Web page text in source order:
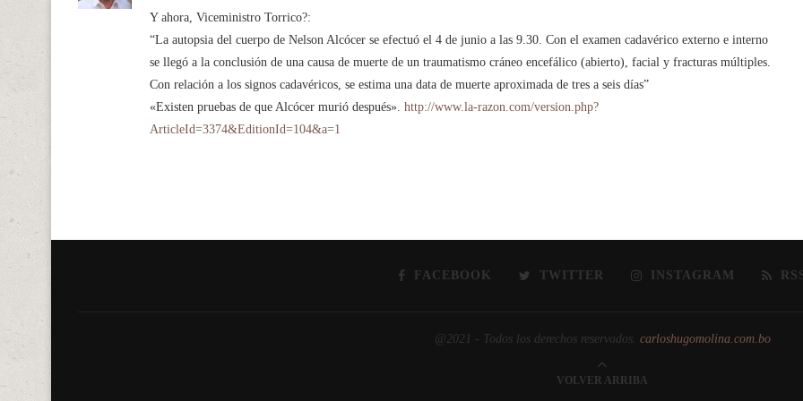
Y ahora, Viceministro Torrico?:
“La autopsia del cuerpo de Nelson Alcócer se efectuó el 4 de junio a las 9.30. Con el examen cadavérico externo e interno
se llegó a la conclusión de una causa de muerte de un traumatismo cráneo encefálico (abierto), facial y fracturas múltiples.
Con relación a los signos cadavéricos, se estima una data de muerte aproximada de tres a seis días”
«Existen pruebas de que Alcócer murió después». http://www.la-razon.com/version.php?
ArticleId=3374&EditionId=104&a=1
FACEBOOK TWITTER INSTAGRAM
@2021 - Todos los derechos reservados. carloshugomolina.com.bo
VOLVER ARRIBA